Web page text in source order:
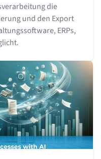
die
und den Export
ERPs,